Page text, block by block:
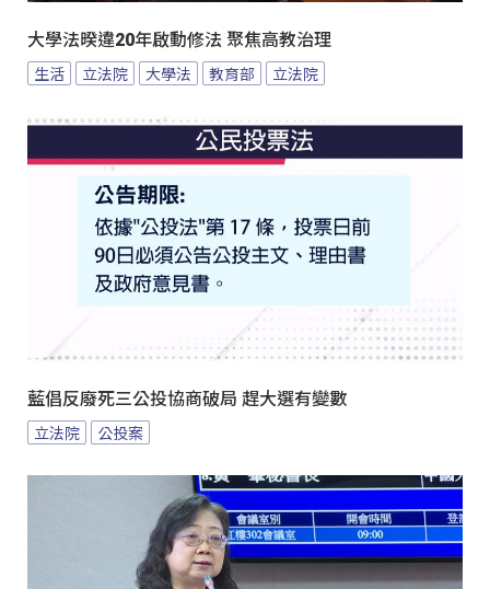
大學法暌違20年啟動修法 聚焦高教治理
生活 立法院 大學法 教育部 立法院
藍倡反廢死三公投協商破局 趕大選有變數
立法院 公投案